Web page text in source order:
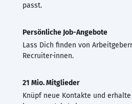
passt.
Persönliche Job-Angebote
Lass Dich finden von
Recruiter·innen.
21 Mio. Mitglieder
Knüpf neue Kontakte und